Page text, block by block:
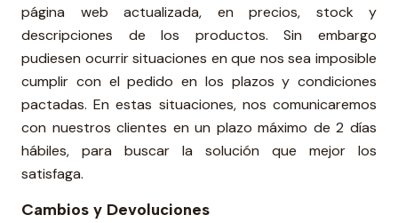
página web actualizada, en precios, stock y
descripciones de los productos. Sin embargo
pudiesen ocurrir situaciones en que nos sea imposible
cumplir con el pedido en los plazos y condiciones
pactadas. En estas situaciones, nos comunicaremos
con nuestros clientes en un plazo máximo de 2 días
hábiles, para buscar la solución que mejor los
satisfaga.
Cambios y Devoluciones